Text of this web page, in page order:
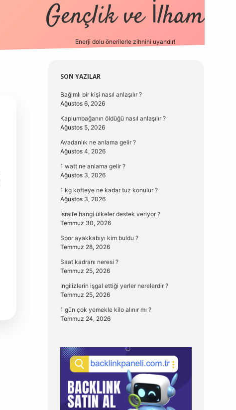
Gençlik ve İlham
Enerji dolu önerilerle zihnini uyandır!
Sidebar
SON YAZILAR
Bağımlı bir kişi nasıl anlaşılır ?
Ağustos 6, 2026
Kaplumbağanın öldüğü nasıl anlaşılır ?
Ağustos 5, 2026
Avadanlık ne anlama gelir ?
Ağustos 4, 2026
1 watt ne anlama gelir ?
Ağustos 3, 2026
1 kg köfteye ne kadar tuz konulur ?
Ağustos 3, 2026
İsrail’e hangi ülkeler destek veriyor ?
Temmuz 30, 2026
Spor ayakkabıyı kim buldu ?
Temmuz 28, 2026
Saat kadranı neresi ?
Temmuz 25, 2026
Ingilizlerin işgal ettiği yerler nerelerdir ?
Temmuz 25, 2026
1 gün çok yemekle kilo alınır mı ?
Temmuz 24, 2026